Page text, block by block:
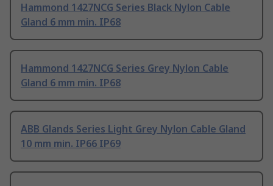
Hammond 1427NCG Series Black Nylon Cable
Gland 6 mm min. IP68
Hammond 1427NCG Series Grey Nylon Cable
Gland 6 mm min. IP68
ABB Glands Series Light Grey Nylon Cable Gland
10 mm min. IP66 IP69